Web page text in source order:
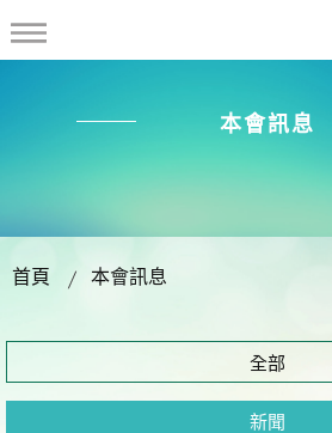
本會訊息
首頁 本會訊息
全部
新聞